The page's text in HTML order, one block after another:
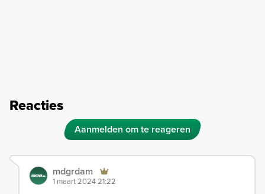
Reacties
Aanmelden om te reageren
mdgrdam
1 maart 2024 21:22